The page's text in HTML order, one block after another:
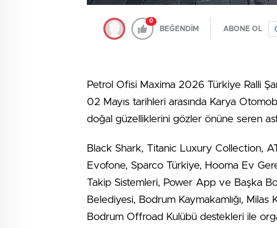
0
BEĞENDİM ABONE OL
Petrol Ofisi Maxima 2026 Türkiye Ralli
02 Mayıs tarihleri arasında Karya
doğal güzelliklerini gözler önüne seren
Black Shark, Titanic Luxury Collection,
Evofone, Sparco Türkiye, Hooma Ev
Takip Sistemleri, Power App ve Başka
Belediyesi, Bodrum Kaymakamlığı, Milas
Bodrum Offroad Kulübü destekleri ile